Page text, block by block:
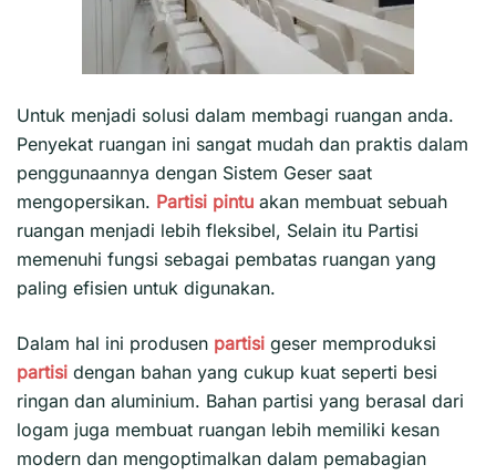
Untuk menjadi solusi dalam membagi ruangan anda.
Penyekat ruangan ini sangat mudah dan praktis dalam
penggunaannya dengan Sistem Geser saat
mengopersikan. Partisi pintu akan membuat sebuah
ruangan menjadi lebih fleksibel, Selain itu Partisi
memenuhi fungsi sebagai pembatas ruangan yang
paling efisien untuk digunakan.
Dalam hal ini produsen partisi geser memproduksi
partisi dengan bahan yang cukup kuat seperti besi
ringan dan aluminium. Bahan partisi yang berasal dari
logam juga membuat ruangan lebih memiliki kesan
modern dan mengoptimalkan dalam pemabagian